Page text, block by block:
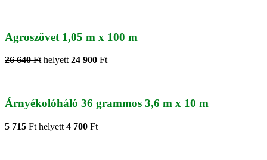
Agroszövet 1,05 m x 100 m
26 640 Fthelyett24 900 Ft
Árnyékolóháló 36 grammos 3,6 m x 10 m
5 715 Ft helyett 4 700 Ft